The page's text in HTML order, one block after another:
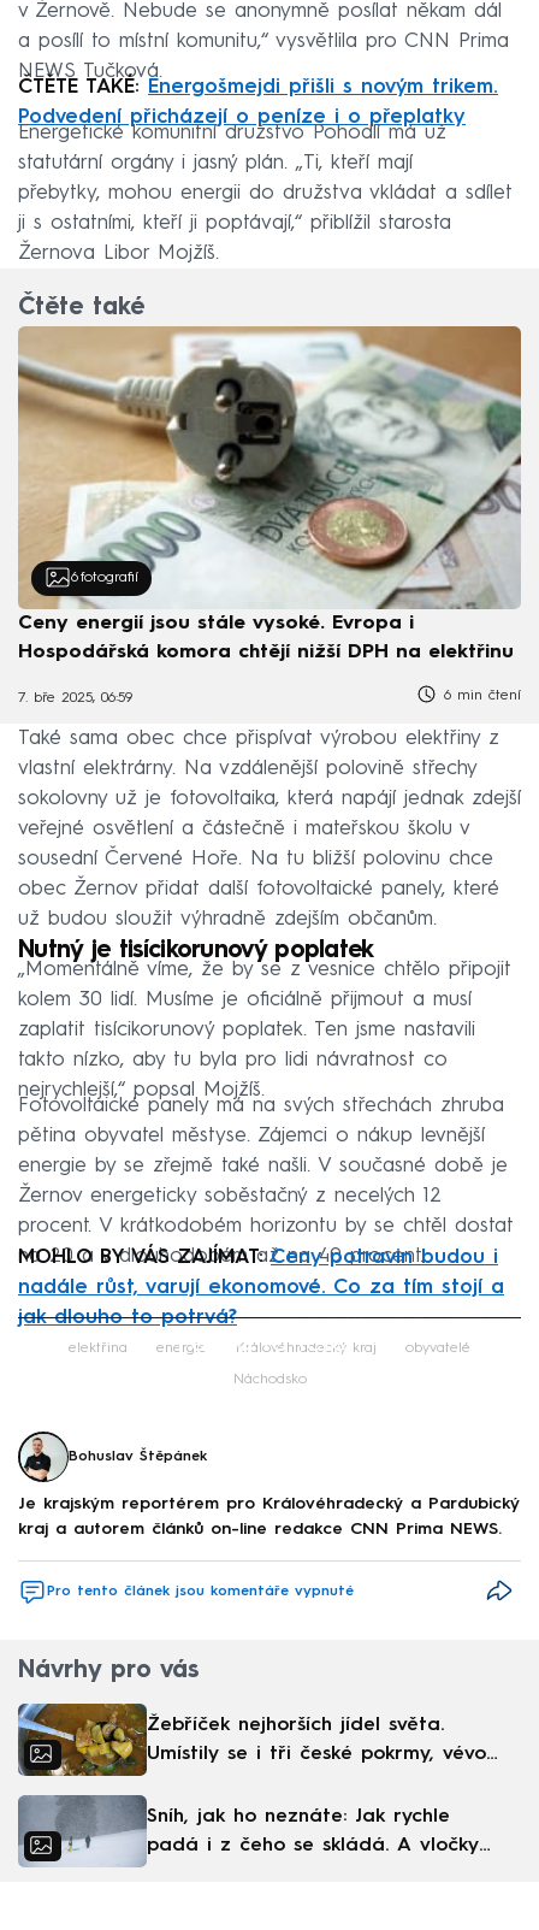
v Žernově. Nebude se anonymně posílat někam dál
a posílí to místní komunitu,“ vysvětlila pro CNN Prima
NEWS Tučková.
ČTĚTE TAKÉ:
Energošmejdi přišli s novým trikem.
Podvedení přicházejí o peníze i o přeplatky
Energetické komunitní družstvo Pohodlí má už
statutární orgány i jasný plán. „Ti, kteří mají
přebytky, mohou energii do družstva vkládat a sdílet
ji s ostatními, kteří ji poptávají,“ přiblížil starosta
Žernova Libor Mojžíš.
Čtěte také
6 fotografií
Ceny energií jsou stále vysoké. Evropa i
Hospodářská komora chtějí nižší DPH na elektřinu
7. bře 2025, 06:59 6 min čtení
Také sama obec chce přispívat výrobou elektřiny z
vlastní elektrárny. Na vzdálenější polovině střechy
sokolovny už je fotovoltaika, která napájí jednak zdejší
veřejné osvětlení a částečně i mateřskou školu v
sousední Červené Hoře. Na tu bližší polovinu chce
obec Žernov přidat další fotovoltaické panely, které
už budou sloužit výhradně zdejším občanům.
Nutný je tisícikorunový poplatek
„Momentálně víme, že by se z vesnice chtělo připojit
kolem 30 lidí. Musíme je oficiálně přijmout a musí
zaplatit tisícikorunový poplatek. Ten jsme nastavili
takto nízko, aby tu byla pro lidi návratnost co
nejrychlejší,“ popsal Mojžíš.
Fotovoltaické panely má na svých střechách zhruba
pětina obyvatel městyse. Zájemci o nákup levnější
energie by se zřejmě také našli. V současné době je
Žernov energeticky soběstačný z necelých 12
procent. V krátkodobém horizontu by se chtěl dostat
na 20 a v dlouhodobém až na 40 procent.
MOHLO BY VÁS ZAJÍMAT:Ceny potravin budou i
nadále růst, varují ekonomové. Co za tím stojí a
jak dlouho to potrvá?
Failed to fetch
elektřina energie Královéhradecký kraj obyvatelé
Náchodsko
Bohuslav Štěpánek
Je krajským reportérem pro Královéhradecký a Pardubický
kraj a autorem článků on-line redakce CNN Prima NEWS.
Pro tento článek jsou komentáře vypnuté
Návrhy pro vás
Žebříček nejhorších jídel světa.
Umístily se i tři české pokrmy, vévodí
Sníh, jak ho neznáte: Jak rychle
padá i z čeho se skládá. A vločky